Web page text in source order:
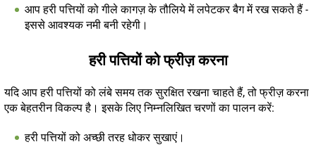
आप हरी पत्तियों को गीले कागज़ के तौलिये में लपेटकर बैग में रख सकते हैं -
इससे आवश्यक नमी बनी रहेगी।
हरी पत्तियों को फ्रीज़ करना
यदि आप हरी पत्तियों को लंबे समय तक सुरक्षित रखना चाहते हैं, तो फ्रीज़ करना
एक बेहतरीन विकल्प है। इसके लिए निम्नलिखित चरणों का पालन करें:
हरी पत्तियों को अच्छी तरह धोकर सुखाएं।